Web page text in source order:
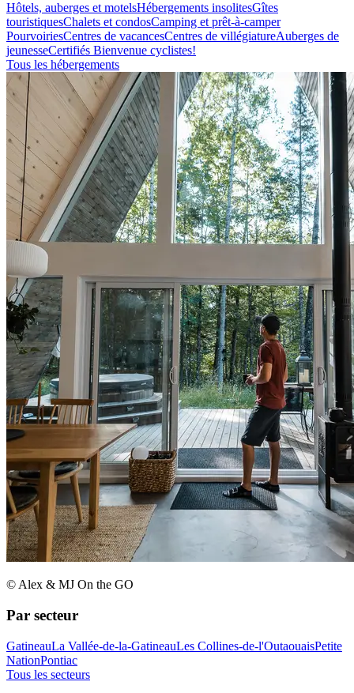
Hôtels, auberges et motelsHébergements insolitesGîtes
touristiquesChalets et condosCamping et prêt-à-camper
PourvoiriesCentres de vacancesCentres de villégiatureAuberges de
jeunesseCertifiés Bienvenue cyclistes!
Tous les hébergements
© Alex & MJ On the GO
Par secteur
GatineauLa Vallée-de-la-GatineauLes Collines-de-l'OutaouaisPetite
NationPontiac
Tous les secteurs